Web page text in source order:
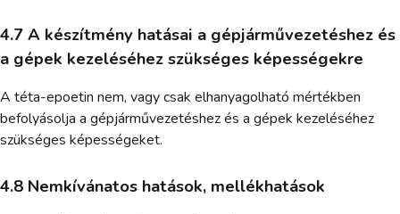
4.7 A készítmény hatásai a gépjárművezetéshez és
a gépek kezeléséhez szükséges képességekre
A téta-epoetin nem, vagy csak elhanyagolható mértékben
befolyásolja a gépjárművezetéshez és a gépek kezeléséhez
szükséges képességeket.
4.8 Nemkívánatos hatások, mellékhatások